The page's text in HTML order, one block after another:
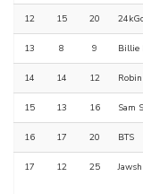
12 15 20
13 8 9 Billie
14 14 12
15 13 16 Sam
16 17 20 BTS
17 12 25